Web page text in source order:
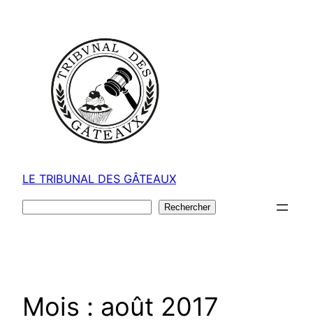
LE TRIBUNAL DES GÂTEAUX
Rechercher
Mois : août 2017